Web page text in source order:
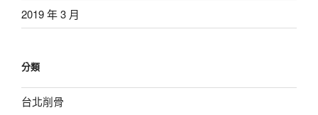
2019 年 3 月
分類
台北削骨